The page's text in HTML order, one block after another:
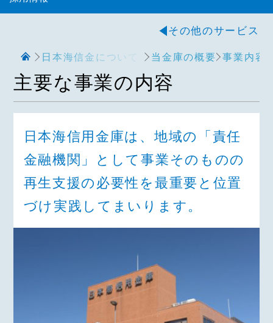
その他のサービス
日本海信金について 当金庫の概要 事業内容
主要な事業の内容
日本海信用金庫は、地域の「責任
金融機関」として事業そのものの
再生支援の必要性を最重要と位置
づけ実践してまいります。